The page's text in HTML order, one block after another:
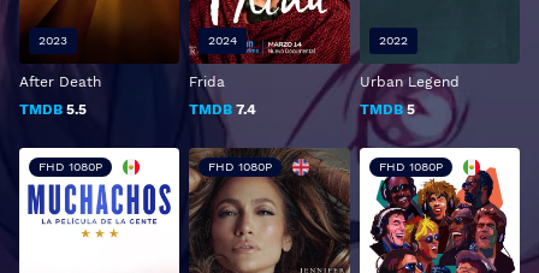
After Death
TMDB 5.5
2023
Frida
TMDB 7.4
2024
Urban Legend
TMDB5
2022
FHD 1080P FHD 1080P FHD 1080P